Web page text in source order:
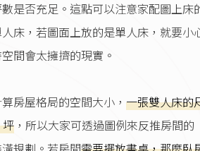
是否充足。這點可以注意家配圖上床
床，若圖面上放的是單人床，就要小
間會太擁擠的現實。
房屋格局的空間大小， 一張雙人床的
坪 ，所以大家可透過圖例來反推房間的